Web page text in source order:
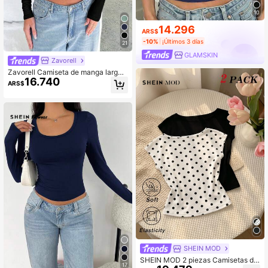
21
Zavorell
Zavorell Camiseta de manga larga
y cuello redondo para mujer, ajusta
da y de unicolor y diseño sencillo
ARS$16.740
17
10
ARS$14.296
-10% ¡Últimos 3 días
GLAMSKIN
SHEIN MOD
SHEIN MOD 2 piezas Camisetas de